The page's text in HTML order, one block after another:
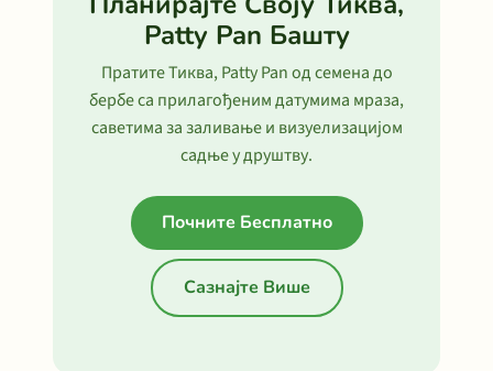
Patty Pan Башту
Пратите Тиква, Patty Pan од семена до
бербе са прилагођеним датумима мраза,
саветима за заливање и визуелизацијом
садње у друштву.
Почните Бесплатно
Сазнајте Више